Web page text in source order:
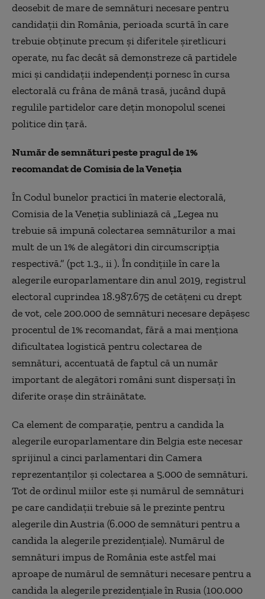
deosebit de mare de semnături necesare pentru
candidații din România, perioada scurtă în care
trebuie obținute precum și diferitele șiretlicuri
operate, nu fac decât să demonstreze că partidele
mici și candidații independenți pornesc în cursa
electorală cu frâna de mână trasă, jucând după
regulile partidelor care dețin monopolul scenei
politice din țară.
Număr de semnături peste pragul de 1%
recomandat de Comisia de la Veneția
În Codul bunelor practici în materie electorală,
Comisia de la Veneția subliniază că „Legea nu
trebuie să impună colectarea semnăturilor a mai
mult de un 1% de alegători din circumscripţia
respectivă.” (pct 1.3., ii ). În condițiile în care la
alegerile europarlamentare din anul 2019, registrul
electoral cuprindea 18.987.675 de cetățeni cu drept
de vot, cele 200.000 de semnături necesare depășesc
procentul de 1% recomandat, fără a mai menționa
dificultatea logistică pentru colectarea de
semnături, accentuată de faptul că un număr
important de alegători români sunt dispersați în
diferite orașe din străinătate.
Ca element de comparație, pentru a candida la
alegerile europarlamentare din Belgia este necesar
sprijinul a cinci parlamentari din Camera
reprezentanților și colectarea a 5.000 de semnături.
Tot de ordinul miilor este și numărul de semnături
pe care candidații trebuie să le prezinte pentru
alegerile din Austria (6.000 de semnături pentru a
candida la alegerile prezidențiale). Numărul de
semnături impus de România este astfel mai
aproape de numărul de semnături necesare pentru a
candida la alegerile prezidențiale în Rusia (100.000